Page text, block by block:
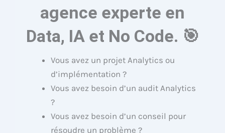
agence experte en
Data, IA et No Code. 🎯
Vous avez un projet Analytics ou
d’implémentation ?
Vous avez besoin d’un audit Analytics
?
Vous avez besoin d’un conseil pour
résoudre un problème ?